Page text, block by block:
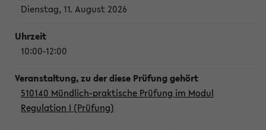
Dienstag, 11. August 2026
10:00-12:00
510140 Mündlich-praktische Prüfung im Modul
Regulation I (Prüfung)